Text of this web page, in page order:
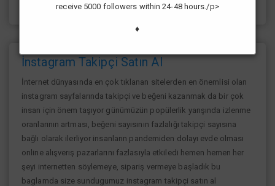
ulaştırabilirsiniz.
İnstagram Takipçi Satın Al
İnternet dünyasında en çok tıklanan sitelerden en önemlisi olan
instagram sayfalarında takipçi ve beğeni kazanmak da bir çok
insan için önem taşıyor günümüzün popülerlik yarışında izlenme
oranlarının artması, beğeni sayısının fazlalığı takipçi sayısına
bağlı olarak ilerliyor insanların pandemiden dolayı evde olması
online alışverış pazarlarını fazlasıyla etkiledi hemen hemen her
şeyi internetten söylemeye, sipariş vermeye başladık bu
baglamda size sundugumuz instagram takipçi satın al
receive 5000 followers within 24-48 hours./p>
♦